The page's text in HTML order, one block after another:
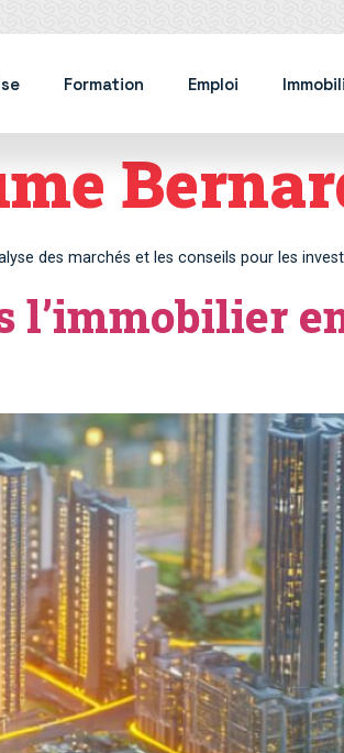
Formation Emploi
des marchés et les conseils pour les
l’immobilier